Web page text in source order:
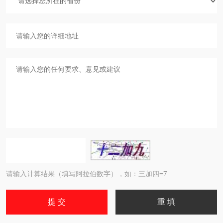
请输入计算结果（填写阿拉伯数字），如：三加四=7